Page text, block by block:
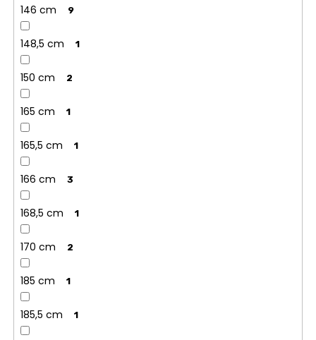
146 cm 9
148,5 cm 1
150 cm 2
165 cm 1
165,5 cm 1
166 cm 3
168,5 cm 1
170 cm 2
185 cm 1
185,5 cm 1